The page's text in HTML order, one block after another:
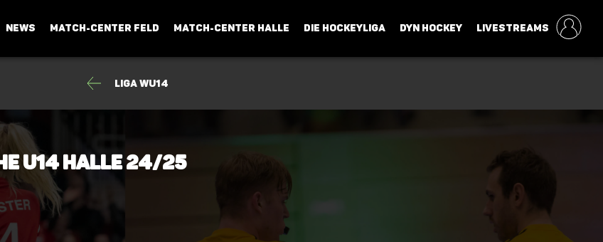
NEWS MATCH-CENTER FELD MATCH-CENTER HALLE DIE HOCKEYLIGA DYN HOCKEY LIVESTREAMS
Liga wU14
U14 Halle 24/25